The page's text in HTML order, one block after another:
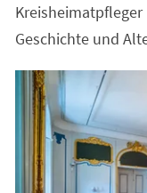
Kreisheimatpfleger
Geschichte und